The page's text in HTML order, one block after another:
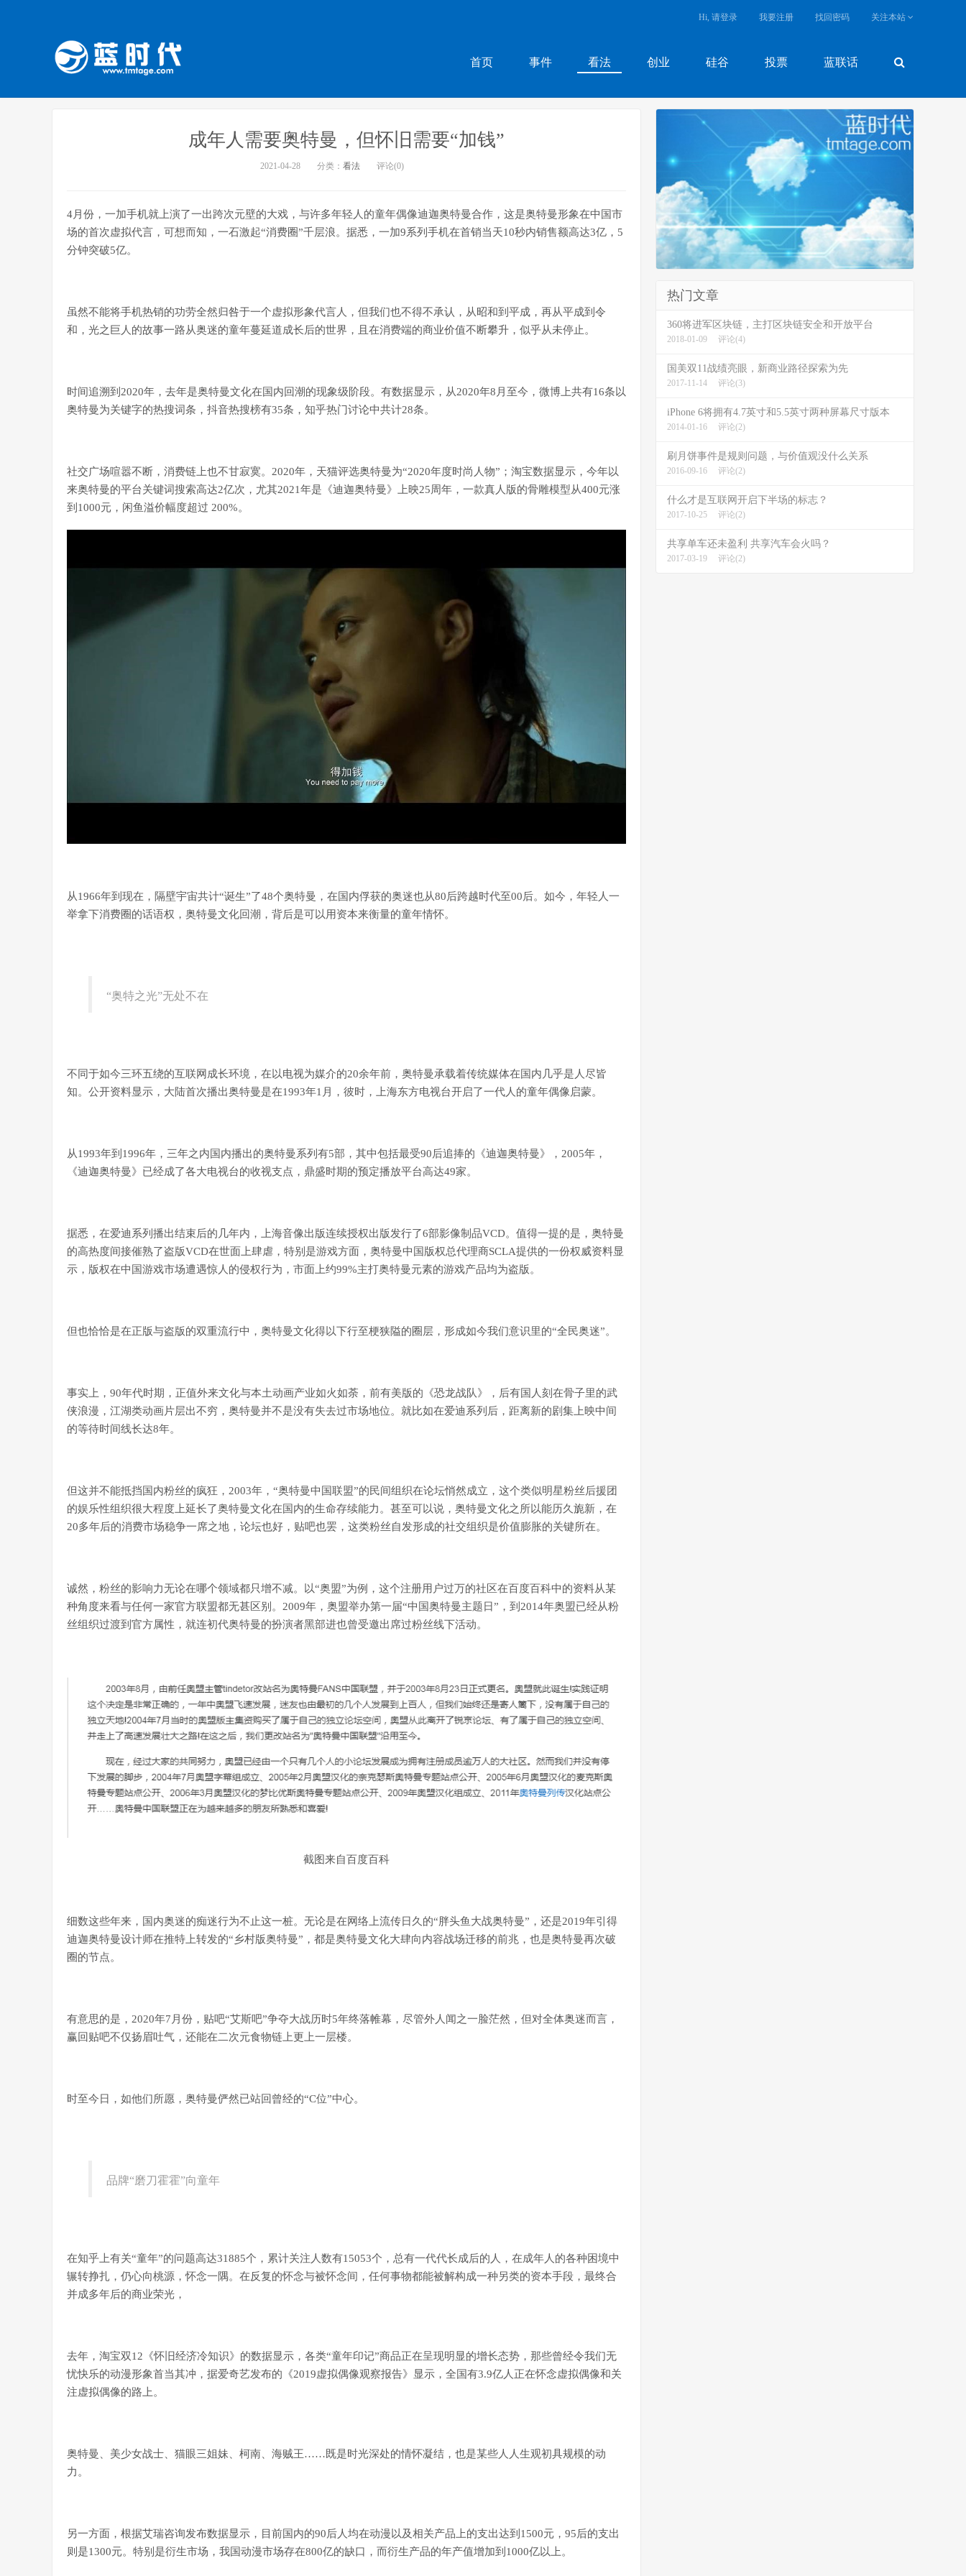
首页 事件 看法 创业 硅谷 投票 蓝联话
Hi, 请登录 我要注册 找回密码 关注本站
​成年人需要奥特曼，但怀旧需要“加钱”
2021-04-28 分类： 看法 评论(0)
4月份，一加手机就上演了一出跨次元壁的大戏，与许多年轻人的童年偶像迪迦奥特曼合作，这是奥特曼形象在中国市
场的首次虚拟代言，可想而知，一石激起“消费圈”千层浪。据悉，一加9系列手机在首销当天10秒内销售额高达3亿，5
分钟突破5亿。
虽然不能将手机热销的功劳全然归咎于一个虚拟形象代言人，但我们也不得不承认，从昭和到平成，再从平成到令
和，光之巨人的故事一路从奥迷的童年蔓延道成长后的世界，且在消费端的商业价值不断攀升，似乎从未停止。
时间追溯到2020年，去年是奥特曼文化在国内回潮的现象级阶段。有数据显示，从2020年8月至今，微博上共有16条以
奥特曼为关键字的热搜词条，抖音热搜榜有35条，知乎热门讨论中共计28条。
社交广场喧嚣不断，消费链上也不甘寂寞。2020年，天猫评选奥特曼为“2020年度时尚人物”；淘宝数据显示，今年以
来奥特曼的平台关键词搜索高达2亿次，尤其2021年是《迪迦奥特曼》上映25周年，一款真人版的骨雕模型从400元涨
到1000元，闲鱼溢价幅度超过 200%。
从1966年到现在，隔壁宇宙共计“诞生”了48个奥特曼，在国内俘获的奥迷也从80后跨越时代至00后。如今，年轻人一
举拿下消费圈的话语权，奥特曼文化回潮，背后是可以用资本来衡量的童年情怀。
“奥特之光”无处不在
不同于如今三环五绕的互联网成长环境，在以电视为媒介的20余年前，奥特曼承载着传统媒体在国内几乎是人尽皆
知。公开资料显示，大陆首次播出奥特曼是在1993年1月，彼时，上海东方电视台开启了一代人的童年偶像启蒙。
从1993年到1996年，三年之内国内播出的奥特曼系列有5部，其中包括最受90后追捧的《迪迦奥特曼》，2005年，
《迪迦奥特曼》已经成了各大电视台的收视支点，鼎盛时期的预定播放平台高达49家。
据悉，在爱迪系列播出结束后的几年内，上海音像出版连续授权出版发行了6部影像制品VCD。值得一提的是，奥特曼
的高热度间接催熟了盗版VCD在世面上肆虐，特别是游戏方面，奥特曼中国版权总代理商SCLA提供的一份权威资料显
示，版权在中国游戏市场遭遇惊人的侵权行为，市面上约99%主打奥特曼元素的游戏产品均为盗版。
但也恰恰是在正版与盗版的双重流行中，奥特曼文化得以下行至梗狭隘的圈层，形成如今我们意识里的“全民奥迷”。
事实上，90年代时期，正值外来文化与本土动画产业如火如荼，前有美版的《恐龙战队》，后有国人刻在骨子里的武
侠浪漫，江湖类动画片层出不穷，奥特曼并不是没有失去过市场地位。就比如在爱迪系列后，距离新的剧集上映中间
的等待时间线长达8年。
但这并不能抵挡国内粉丝的疯狂，2003年，“奥特曼中国联盟”的民间组织在论坛悄然成立，这个类似明星粉丝后援团
的娱乐性组织很大程度上延长了奥特曼文化在国内的生命存续能力。甚至可以说，奥特曼文化之所以能历久旎新，在
20多年后的消费市场稳争一席之地，论坛也好，贴吧也罢，这类粉丝自发形成的社交组织是价值膨胀的关键所在。
诚然，粉丝的影响力无论在哪个领域都只增不减。以“奥盟”为例，这个注册用户过万的社区在百度百科中的资料从某
种角度来看与任何一家官方联盟都无甚区别。2009年，奥盟举办第一届“中国奥特曼主题日”，到2014年奥盟已经从粉
丝组织过渡到官方属性，就连初代奥特曼的扮演者黑部进也曾受邀出席过粉丝线下活动。
截图来自百度百科
细数这些年来，国内奥迷的痴迷行为不止这一桩。无论是在网络上流传日久的“胖头鱼大战奥特曼”，还是2019年引得
迪迦奥特曼设计师在推特上转发的“乡村版奥特曼”，都是奥特曼文化大肆向内容战场迁移的前兆，也是奥特曼再次破
圈的节点。
有意思的是，2020年7月份，贴吧“艾斯吧”争夺大战历时5年终落帷幕，尽管外人闻之一脸茫然，但对全体奥迷而言，
赢回贴吧不仅扬眉吐气，还能在二次元食物链上更上一层楼。
时至今日，如他们所愿，奥特曼俨然已站回曾经的“C位”中心。
品牌“磨刀霍霍”向童年
在知乎上有关“童年”的问题高达31885个，累计关注人数有15053个，总有一代代长成后的人，在成年人的各种困境中
辗转挣扎，仍心向桃源，怀念一隅。在反复的怀念与被怀念间，任何事物都能被解构成一种另类的资本手段，最终合
并成多年后的商业荣光，
去年，淘宝双12《怀旧经济冷知识》的数据显示，各类“童年印记”商品正在呈现明显的增长态势，那些曾经令我们无
忧快乐的动漫形象首当其冲，据爱奇艺发布的《2019虚拟偶像观察报告》显示，全国有3.9亿人正在怀念虚拟偶像和关
注虚拟偶像的路上。
奥特曼、美少女战士、猫眼三姐妹、柯南、海贼王……既是时光深处的情怀凝结，也是某些人人生观初具规模的动
力。
另一方面，根据艾瑞咨询发布数据显示，目前国内的90后人均在动漫以及相关产品上的支出达到1500元，95后的支出
则是1300元。特别是衍生市场，我国动漫市场存在800亿的缺口，而衍生产品的年产值增加到1000亿以上。
热门文章
360将进军区块链，主打区块链安全和开放平台
2018-01-09 评论(4)
国美双11战绩亮眼，新商业路径探索为先
2017-11-14 评论(3)
iPhone 6将拥有4.7英寸和5.5英寸两种屏幕尺寸版本
2014-01-16 评论(2)
刷月饼事件是规则问题，与价值观没什么关系
2016-09-16 评论(2)
什么才是互联网开启下半场的标志？
2017-10-25 评论(2)
共享单车还未盈利 共享汽车会火吗？
2017-03-19 评论(2)